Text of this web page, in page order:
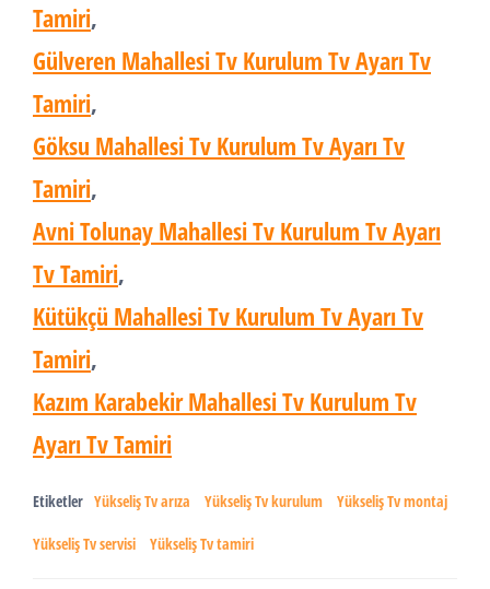
Tamiri,
Gülveren Mahallesi Tv Kurulum Tv Ayarı Tv
Tamiri,
Göksu Mahallesi Tv Kurulum Tv Ayarı Tv
Tamiri,
Avni Tolunay Mahallesi Tv Kurulum Tv Ayarı
Tv Tamiri,
Kütükçü Mahallesi Tv Kurulum Tv Ayarı Tv
Tamiri,
Kazım Karabekir Mahallesi Tv Kurulum Tv
Ayarı Tv Tamiri
Etiketler Yükseliş Tv arıza Yükseliş Tv kurulum Yükseliş Tv montaj
Yükseliş Tv servisi Yükseliş Tv tamiri